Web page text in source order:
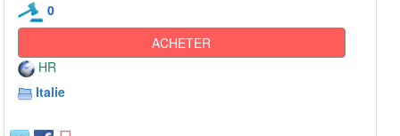
0
ACHETER
HR
Italie